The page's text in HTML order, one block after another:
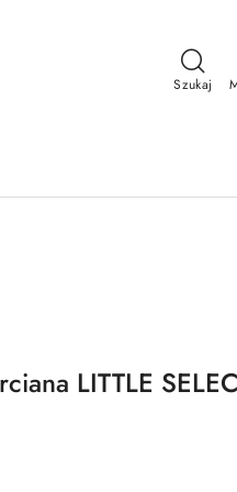
Szukaj
LITTLE